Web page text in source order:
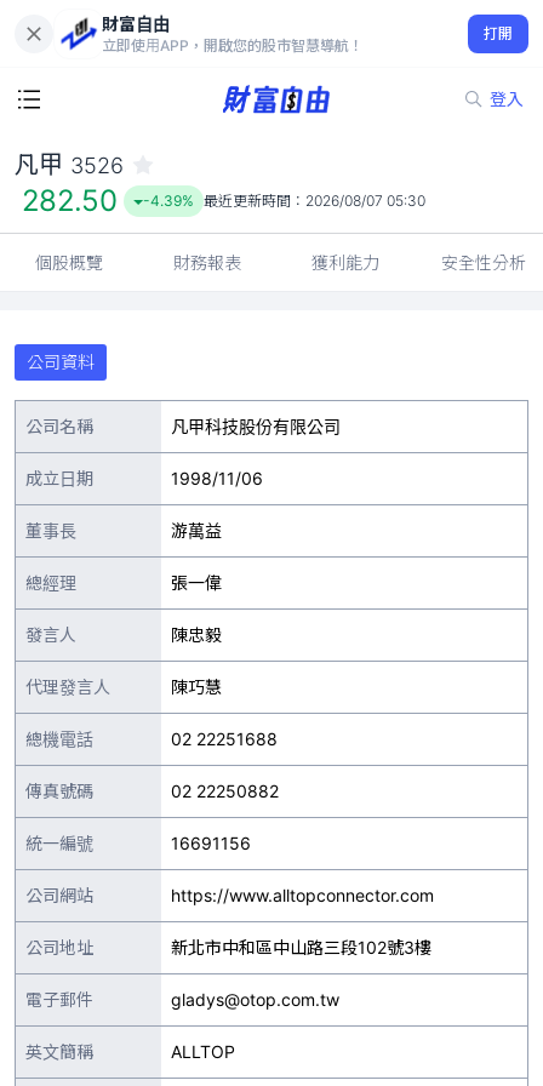
財富自由
立即使用APP，開啟您的股市智慧導航！
打開
登入
282.50
-4.39%
凡甲 3526
282.50 -4.39% 最近更新時間： 2026/08/07 05:30
個股概覽 財務報表 獲利能力 安全性分析
公司資料
公司名稱 凡甲科技股份有限公司
成立日期 1998/11/06
董事長 游萬益
總經理 張一偉
發言人 陳忠毅
代理發言人 陳巧慧
總機電話 02 22251688
傳真號碼 02 22250882
統一編號 16691156
公司網站 https://www.alltopconnector.com
公司地址 新北市中和區中山路三段102號3樓
電子郵件 gladys@otop.com.tw
英文簡稱 ALLTOP